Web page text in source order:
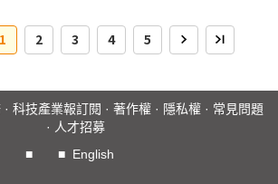
1 2 3 4 5
· 科技產業報訂閱 · 著作權· 隱私權· 常見問題
· 人才招募
■
■ English